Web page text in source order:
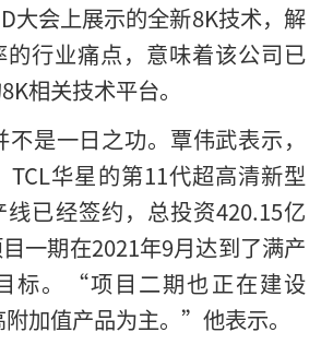
大会上展示的全新8K技术，解
的行业痛点，意味着该公司已
相关技术平台。
不是一日之功。覃伟武表示，
TCL华星的第11代超高清新型
已经签约，总投资420.15亿
一期在2021年9月达到了满产
标。“项目二期也正在建设
加值产品为主。”他表示。